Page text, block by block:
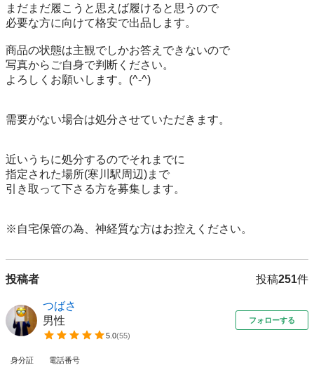
まだまだ履こうと思えば履けると思うので
必要な方に向けて格安で出品します。
商品の状態は主観でしかお答えできないので
写真からご自身で判断ください。
よろしくお願いします。(^-^)
需要がない場合は処分させていただきます。
近いうちに処分するのでそれまでに
指定された場所(寒川駅周辺)まで
引き取って下さる方を募集します。
※自宅保管の為、神経質な方はお控えください。
投稿者 投稿251件
つばさ
男性
5.0(55)
フォローする
身分証 電話番号